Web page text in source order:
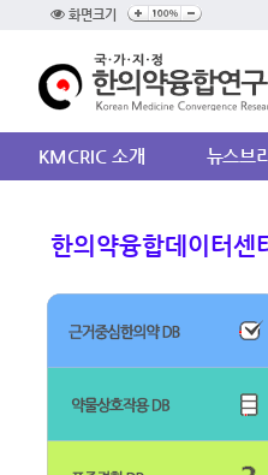
화면크기
KMCRIC 소개 뉴스브
한의약융합데이터센